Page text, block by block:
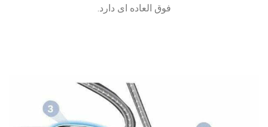
فوق العاده ای دارد.